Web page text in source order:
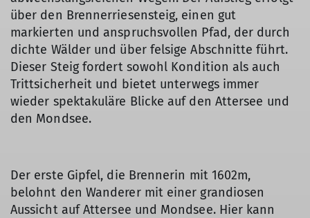
über den Brennerriesensteig, einen gut
markierten und anspruchsvollen Pfad, der durch
dichte Wälder und über felsige Abschnitte führt.
Dieser Steig fordert sowohl Kondition als auch
Trittsicherheit und bietet unterwegs immer
wieder spektakuläre Blicke auf den Attersee und
den Mondsee.
Der erste Gipfel, die Brennerin mit 1602m,
belohnt den Wanderer mit einer grandiosen
Aussicht auf Attersee und Mondsee. Hier kann